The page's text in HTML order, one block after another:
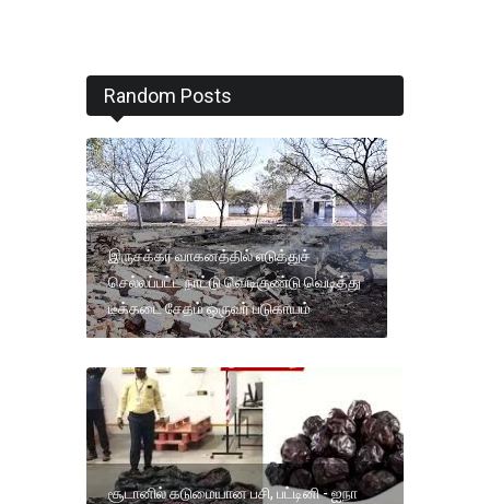
Random Posts
இருசக்கர வாகனத்தில் எடுத்துச்
செல்லப்பட்ட நாட்டு வெடிகுண்டு வெடித்து
டீக்கடை சேதம் ஒருவர் படுகாயம்
சூடானில் கடுமையான பசி, பட்டினி - ஐநா